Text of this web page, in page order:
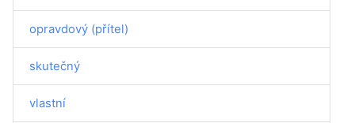
opravdový (přítel)
skutečný
vlastní